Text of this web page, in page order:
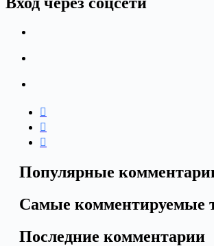
Популярные
Самые комментируемые
Последние комментарии